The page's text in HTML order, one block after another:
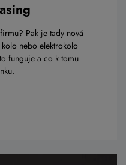
Pak je tady nová
nebo elektrokolo
funguje a co k tomu